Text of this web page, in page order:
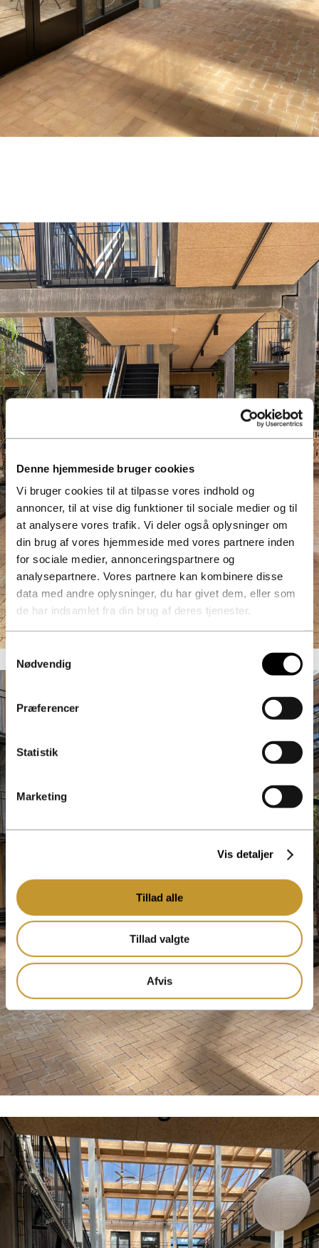
Denne hjemmeside bruger cookies
Vi bruger cookies til at tilpasse vores indhold og
annoncer, til at vise dig funktioner til sociale medier og til
at analysere vores trafik. Vi deler også oplysninger om
din brug af vores hjemmeside med vores partnere inden
for sociale medier, annonceringspartnere og
analysepartnere. Vores partnere kan kombinere disse
data med andre oplysninger, du har givet dem, eller som
de har indsamlet fra din brug af deres tjenester.
Samtykkevalg
Nødvendig
Præferencer
Statistik
Marketing
Vis detaljer
Tillad alle
Tillad valgte
Afvis